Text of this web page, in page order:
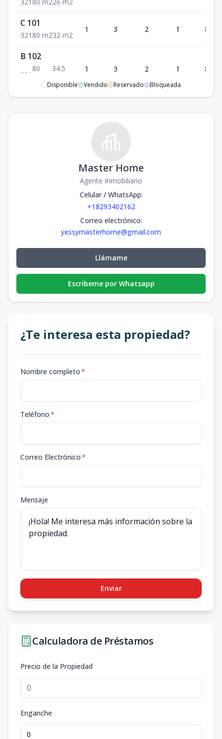
C 101
321 80 m232 m2
1 3 2 1 80
B 102
3 2 1
80
m2
34.5
m2
1 3 2 1 80
32180m222m2
Disponible Vendido Reservado Bloqueada
Master Home
Agente Inmobiliario
Celular / WhatsApp:
+18293402162
Correo electrónico:
yessymasterhome@gmail.com
Llámame
Escribeme por Whatsapp
¿Te interesa esta propiedad?
Nombre completo*
Teléfono*
Correo Electrónico*
Mensaje
Enviar
Calculadora de Préstamos
Precio de la Propiedad
Enganche